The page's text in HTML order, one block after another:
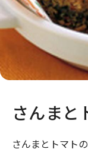
さんまと
さんまとトマト